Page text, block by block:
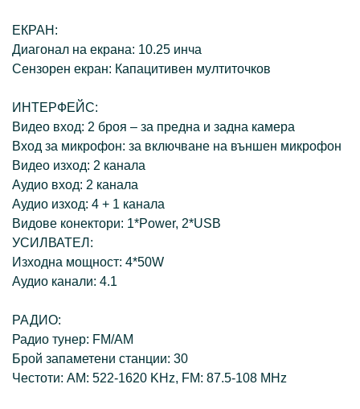
ЕКРАН:
Диагонал на екрана: 10.25 инча
Сензорен екран: Капацитивен мултиточков
ИНТЕРФЕЙС:
Видео вход: 2 броя – за предна и задна камера
Вход за микрофон: за включване на външен микрофон
Видео изход: 2 канала
Аудио вход: 2 канала
Аудио изход: 4 + 1 канала
Видове конектори: 1*Power, 2*USB
УСИЛВАТЕЛ:
Изходна мощност: 4*50W
Аудио канали: 4.1
РАДИО:
Радио тунер: FM/AM
Брой запаметени станции: 30
Честоти: AM: 522-1620 KHz, FM: 87.5-108 MHz